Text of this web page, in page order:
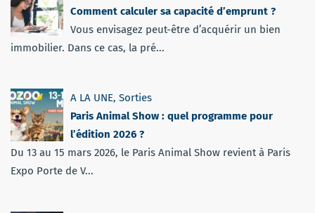
Comment calculer sa capacité d’emprunt ?
Vous envisagez peut-être d’acquérir un bien
immobilier. Dans ce cas, la pré...
A LA UNE, Sorties
Paris Animal Show : quel programme pour
l’édition 2026 ?
Du 13 au 15 mars 2026, le Paris Animal Show revient à Paris
Expo Porte de V...